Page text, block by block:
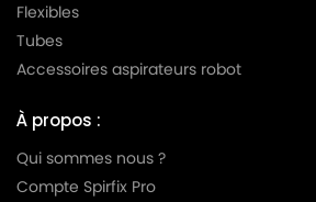
MIELE
MIELE AMBIENTE
MIELE
MIELE ANIVERSARIO
Flexibles
Tubes
Accessoires aspirateurs robot
À propos :
Qui sommes nous ?
Compte Spirfix Pro